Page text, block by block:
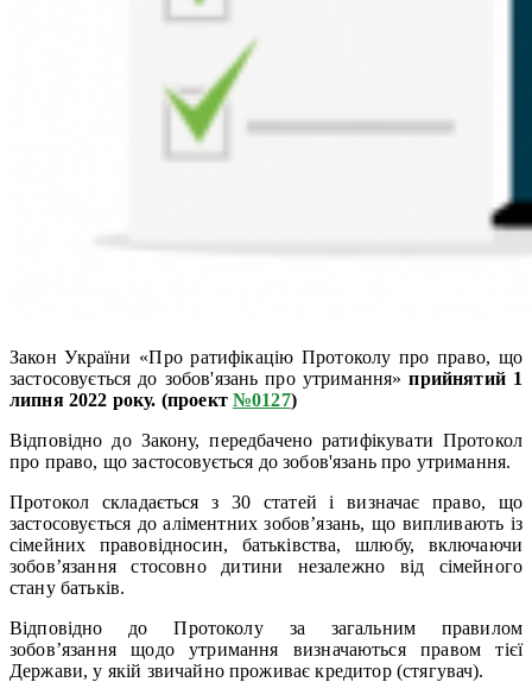
Закон України «Про ратифікацію Протоколу про право, що
застосовується до зобов'язань про утримання» прийнятий 1
липня 2022 року. (проект №0127)
Відповідно до Закону, передбачено ратифікувати Протокол
про право, що застосовується до зобов'язань про утримання.
Протокол складається з 30 статей і визначає право, що
застосовується до аліментних зобов’язань, що випливають із
сімейних правовідносин, батьківства, шлюбу, включаючи
зобов’язання стосовно дитини незалежно від сімейного
стану батьків.
Відповідно до Протоколу за загальним правилом
зобов’язання щодо утримання визначаються правом тієї
Держави, у якій звичайно проживає кредитор (стягувач).